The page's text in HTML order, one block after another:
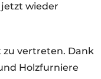
wieder
zu vertreten. Dank
Holzfurniere